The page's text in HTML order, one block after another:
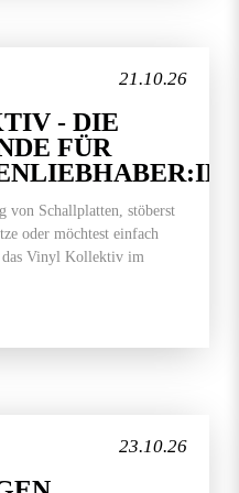
21.10.26
- DIE
FÜR
von Schallplatten, stöberst
oder möchtest einfach
das Vinyl Kollektiv im
23.10.26